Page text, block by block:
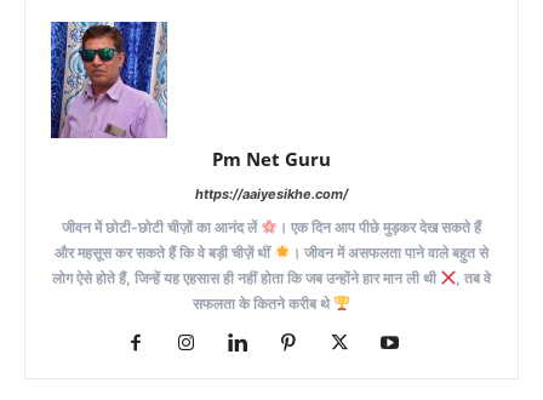
Pm Net Guru
https://aaiyesikhe.com/
जीवन में छोटी-छोटी चीज़ों का आनंद लें
। एक दिन आप पीछे मुड़कर देख सकते हैं
और महसूस कर सकते हैं कि वे बड़ी चीज़ें थीं
। जीवन में असफलता पाने वाले बहुत से
लोग ऐसे होते हैं, जिन्हें यह एहसास ही नहीं होता कि जब उन्होंने हार मान ली थी
, तब वे
सफलता के कितने करीब थे